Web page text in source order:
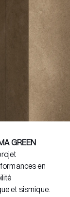
GREEN
en
et sismique.